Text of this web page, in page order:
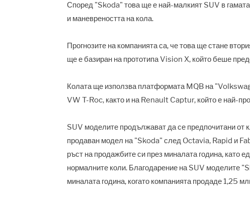
Според "Skoda" това ще е най-малкият SUV в
и маневреността на кола.
Прогнозите на компанията са, че това ще стане
ще е базиран на прототипа Vision X, който беше
Колата ще използва платформата MQB на
VW T-Roc, както и на Renault Captur, който е най-
SUV моделите продължават да се предпочитани от
продаван модел на "Skoda" след Octavia, Rapid и
ръст на продажбите си през миналата година, като
нормалните коли. Благодарение на SUV моделите
миналата година, когато компанията продаде 1,25